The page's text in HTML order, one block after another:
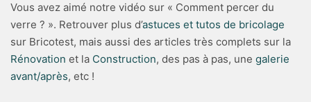
Vous avez aimé notre vidéo sur « Comment percer du
verre ? ». Retrouver plus d’astuces et tutos de bricolage
sur Bricotest, mais aussi des articles très complets sur la
Rénovation et la Construction, des pas à pas, une galerie
avant/après, etc !